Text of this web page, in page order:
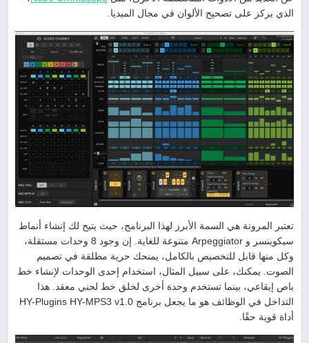
الذي يركز على تصحيح الألوان في مجال الميديا.
تعتبر المرونة هي السمة الأبرز لهذا البرنامج، حيث يتيح لك إنشاء أنماط
سيكوينسر و Arpeggiator متنوعة للغاية. إن وجود 8 وحدات مستقلة،
وكل منها قابل للتخصيص بالكامل، يمنحك حرية مطلقة في تصميم
الصوت. يمكنك، على سبيل المثال، استخدام إحدى الوحدات لإنشاء خط
باص إيقاعي، بينما تستخدم وحدة أخرى لخلق خط لحني معقد. هذا
التداخل في الوظائف هو ما يجعل برنامج HY-Plugins HY-MPS3 v1.0
أداة قوية حقًا.